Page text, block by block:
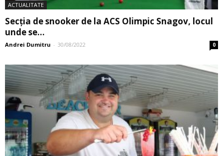
ACTUALITATE
Secţia de snooker de la ACS Olimpic Snagov, locul
unde se...
Andrei Dumitru - 30/08/2022 0